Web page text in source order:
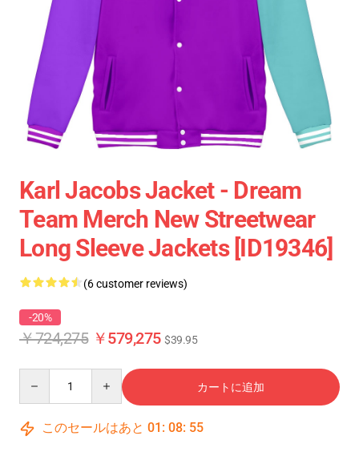
Karl Jacobs Jacket - Dream
Team Merch New Streetwear
Long Sleeve Jackets [ID19346]
(6 customer reviews)
-20%
￥724,275 ￥579,275 $39.95
カートに追加
このセールはあと 01 : 08: 54